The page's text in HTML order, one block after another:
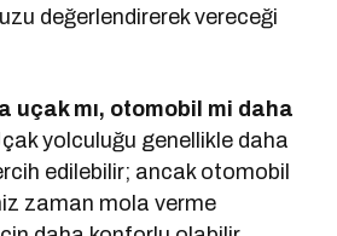
değerlendirerek vereceği
uçak mı, otomobil mi daha
yolculuğu genellikle daha
edilebilir; ancak otomobil
zaman mola verme